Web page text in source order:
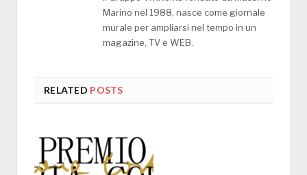
Marino nel 1988, nasce come giornale
murale per ampliarsi nel tempo in un
magazine, TV e WEB.
RELATED POSTS